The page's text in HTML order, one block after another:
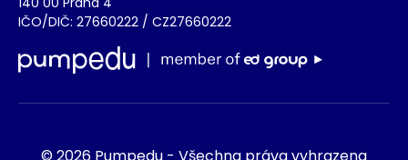
IČO/DIČ: 27660222 / CZ27660222